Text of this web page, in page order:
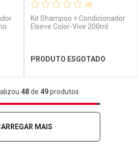
Ver Desconto Convênio
FECHAR
FECHAR
(0)
Kit Shampoo + Condicionador
Elseve Color-Vive 200ml
PRODUTO ESGOTADO
48de 49produtos
MAIS